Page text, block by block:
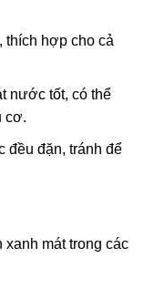
thích hợp cho cả
nước tốt, có thể
cơ.
đặn, tránh để
xanh mát trong các